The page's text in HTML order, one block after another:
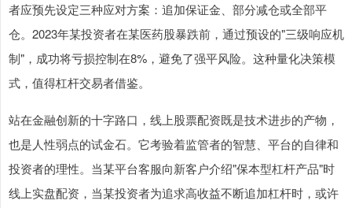
者应预先设定三种应对方案：追加保证金、部分减仓或全部平
仓。2023年某投资者在某医药股暴跌前，通过预设的"三级响应机
制"，成功将亏损控制在8%，避免了强平风险。这种量化决策模
式，值得杠杆交易者借鉴。
站在金融创新的十字路口，线上股票配资既是技术进步的产物，
也是人性弱点的试金石。它考验着监管者的智慧、平台的自律和
投资者的理性。当某平台客服向新客户介绍"保本型杠杆产品"时
线上实盘配资，当某投资者为追求高收益不断追加杠杆时，或许
上证综指 3940.04 +39.68 +1.02%